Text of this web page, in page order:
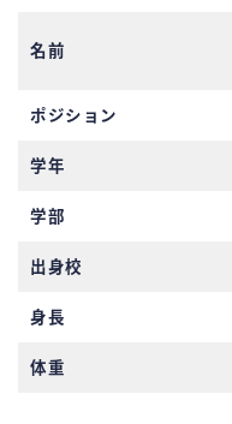
名前
ポジション
学年
学部
出身校
身長
体重